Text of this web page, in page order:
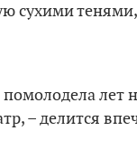
сухими
помолодела
– делится